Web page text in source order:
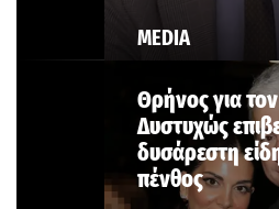
MEDIA
Θρήνος για
Δυστυχώς
δυσάρεστη
πένθος